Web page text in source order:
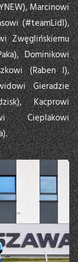
Marcinowi
(#teamLidl),
Zwęglińskiemu
Dominikowi
(Raben I),
Gieradzie
Kacprowi
Cieplakowi